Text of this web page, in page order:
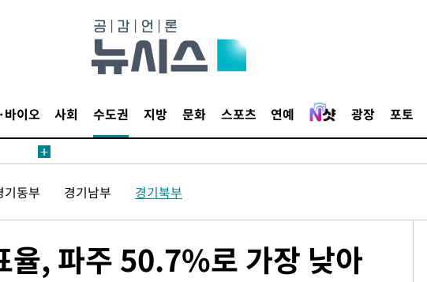
바이오 사회 수도권 지방 문화 스포츠 연예 광장 포토
화·
씨]
기동부 경기남부 경기북부
율, 파주 50.7%로 가장 낮아